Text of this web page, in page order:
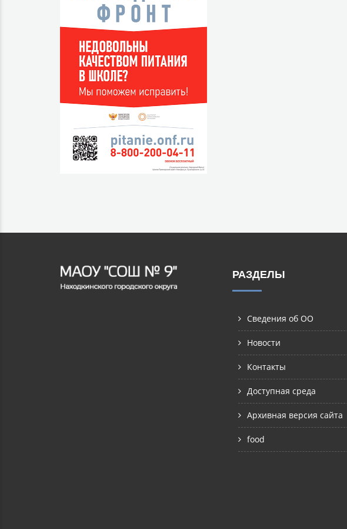
РАЗДЕЛЫ
Сведения об ОО
Новости
Контакты
Доступная среда
Архивная версия сайта
food